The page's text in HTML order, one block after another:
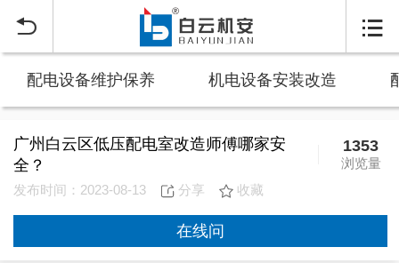
 
配电设备维护保养 机电设备安装改造
广州白云区低压配电室改造师傅哪家安
全？
1353
浏览量
发布时间：2023-08-13
分享 收藏
在线问